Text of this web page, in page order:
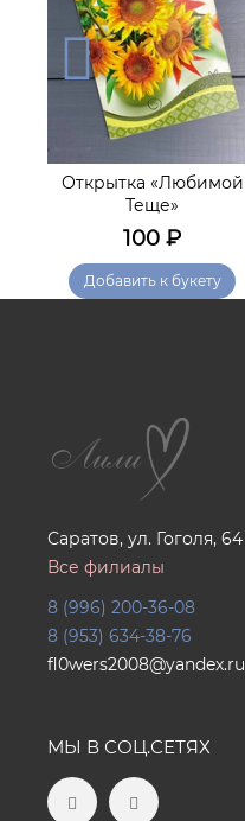
Открытка «Любимой
Теще»
100 ₽
Добавить к букету
Саратов, ул. Гоголя, 64
Все филиалы
8 (996) 200-36-08
8 (953) 634-38-76
fl0wers2008@yandex.ru
МЫ В СОЦ.СЕТЯХ